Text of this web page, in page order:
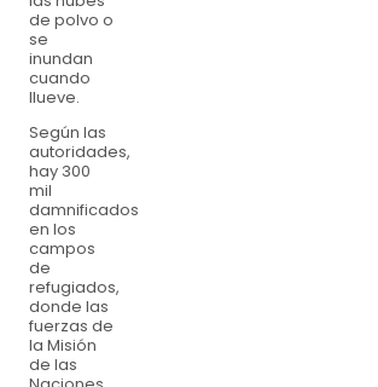
de polvo o
se
inundan
cuando
llueve.
Según las
autoridades,
hay 300
mil
damnificados
en los
campos
de
refugiados,
donde las
fuerzas de
la Misión
de las